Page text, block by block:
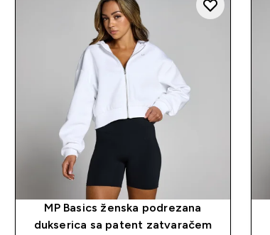
MP Basics ženska podrezana
dukserica sa patent zatvaračem